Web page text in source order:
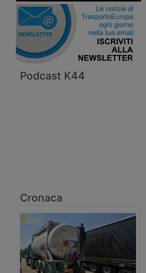
Podcast K44
Cronaca
Sciopero del
Sciopero dei